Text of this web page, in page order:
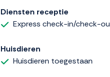
Diensten receptie
Express check-in/check-
Huisdieren
Huisdieren toegestaan